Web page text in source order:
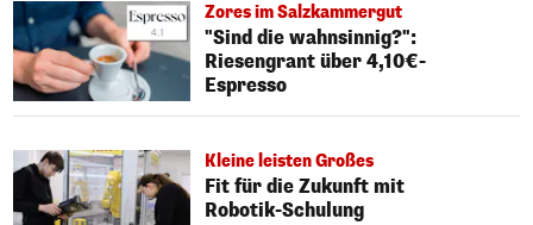
Zores im Salzkammergut
"Sind die wahnsinnig?":
Riesengrant über 4,10€-
Espresso
Kleine leisten Großes
Fit für die Zukunft mit
Robotik-Schulung